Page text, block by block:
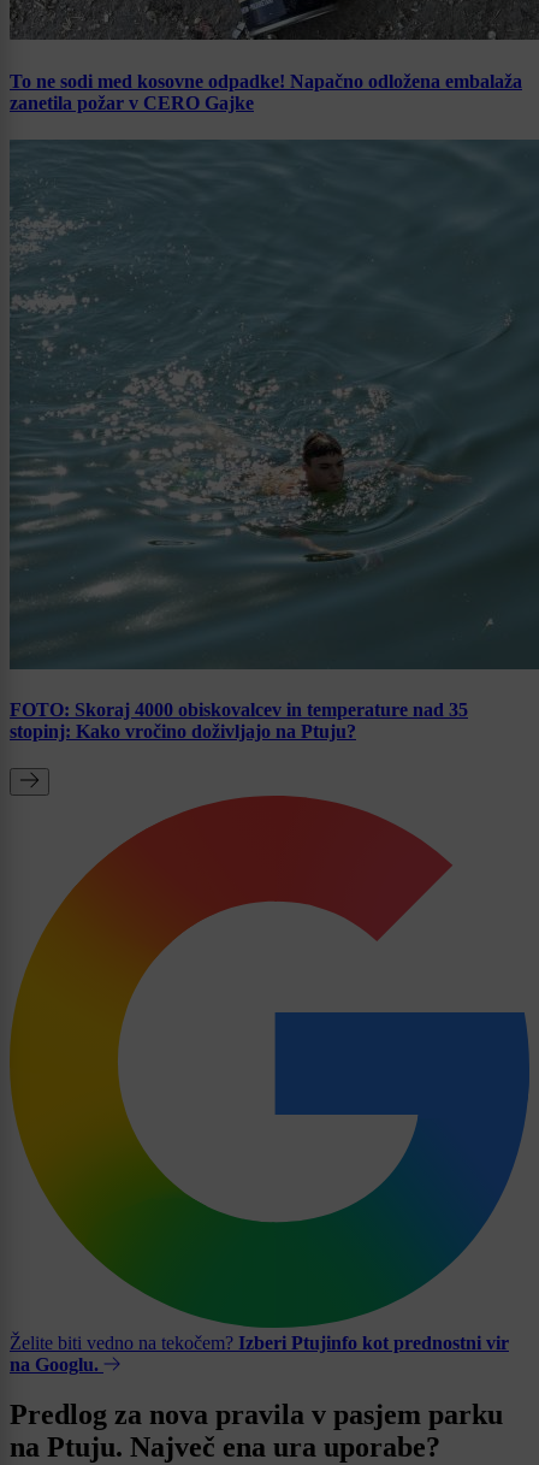
To ne sodi med kosovne odpadke! Napačno odložena embalaža
zanetila požar v CERO Gajke
FOTO: Skoraj 4000 obiskovalcev in temperature nad 35
stopinj: Kako vročino doživljajo na Ptuju?
Želite biti vedno na tekočem? Izberi Ptujinfo kot prednostni vir
na Googlu.
Predlog za nova pravila v pasjem parku
na Ptuju. Največ ena ura uporabe?